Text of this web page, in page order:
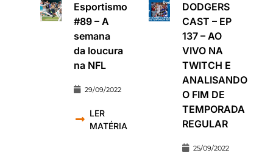
Esportismo
#89 – A
semana
da loucura
na NFL
29/09/2022
LER
MATÉRIA
DODGERS
CAST – EP
137 – AO
VIVO NA
TWITCH E
ANALISANDO
O FIM DE
TEMPORADA
REGULAR
25/09/2022